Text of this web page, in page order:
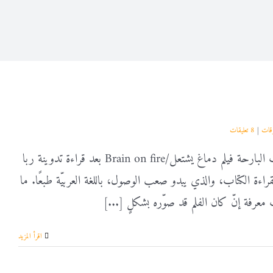
| 8 تعليقات
فلم الأسبوع شاهدت البارحة فيلم دماغ يشتعل/Brain on fire بعد قراءة تدوينة ربا
الكتاب، والذي يبدو صعب الوصول، باللغة العربيّة طبعًا. ما
معرفة إنّ كان الفلم قد صوّره بشكلٍ [...]